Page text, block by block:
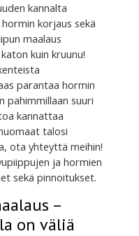
kannalta
korjaus sekä
maalaus
kuin kruunu!
parantaa hormin
pahimmillaan suuri
kannattaa
talosi
ota yhteyttä meihin!
ja hormien
sekä pinnoitukset.
–
on väliä